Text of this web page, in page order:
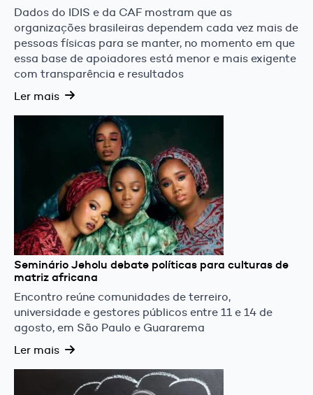
Dados do IDIS e da CAF mostram que as
organizações brasileiras dependem cada vez mais de
pessoas físicas para se manter, no momento em que
essa base de apoiadores está menor e mais exigente
com transparência e resultados
Ler mais
Seminário Jeholu debate políticas para culturas de
matriz africana
Encontro reúne comunidades de terreiro,
universidade e gestores públicos entre 11 e 14 de
agosto, em São Paulo e Guararema
Ler mais